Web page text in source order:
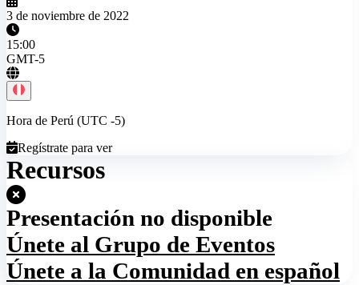
3 de noviembre de 2022
15:00
GMT-5
Hora de Perú (UTC -5)
Regístrate para ver
Recursos
Presentación no disponible
Únete al Grupo de Eventos
Únete a la Comunidad en español